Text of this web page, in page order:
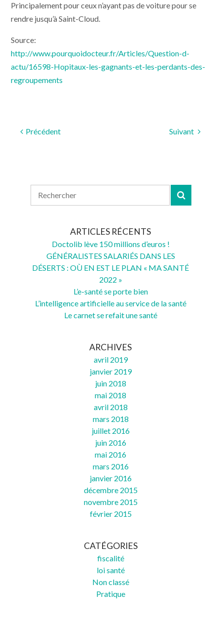
Principalement pour ceux n’ayant pas de voiture pour se
rendre jusqu’à Saint-Cloud.
Source:
http://www.pourquoidocteur.fr/Articles/Question-d-
actu/16598-Hopitaux-les-gagnants-et-les-perdants-des-
regroupements
Précédent Suivant
ARTICLES RÉCENTS
Doctolib lève 150 millions d’euros !
GÉNÉRALISTES SALARIÉS DANS LES
DÉSERTS : OÙ EN EST LE PLAN « MA SANTÉ
2022 »
L’e-santé se porte bien
L’intelligence artificielle au service de la santé
Le carnet se refait une santé
ARCHIVES
avril 2019
janvier 2019
juin 2018
mai 2018
avril 2018
mars 2018
juillet 2016
juin 2016
mai 2016
mars 2016
janvier 2016
décembre 2015
novembre 2015
février 2015
CATÉGORIES
fiscalité
loi santé
Non classé
Pratique